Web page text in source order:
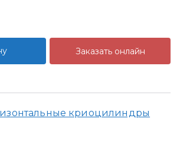
Заказать онлайн
криоцилиндры